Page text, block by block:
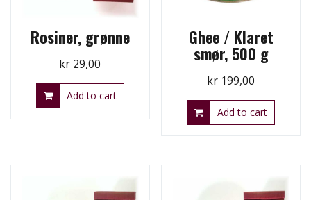
Rosiner, grønne
kr 29,00
Add to cart
Ghee / Klaret
smør, 500 g
kr 199,00
Add to cart